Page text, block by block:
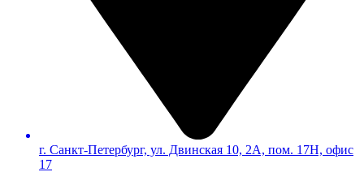
г. Санкт-Петербург, ул. Двинская 10, 2А, пом. 17Н, офис
17